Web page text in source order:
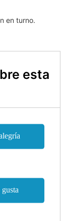
en turno.
esta